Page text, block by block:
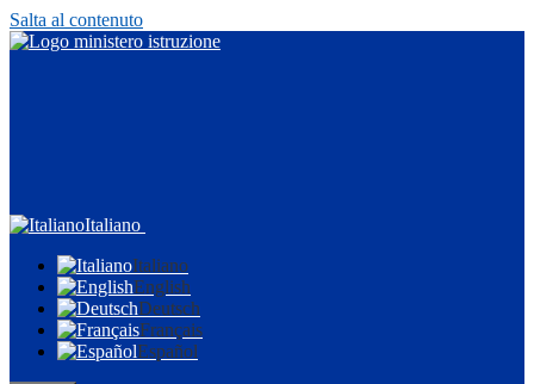
Salta al contenuto
Italiano
Italiano
English
Deutsch
Français
Español